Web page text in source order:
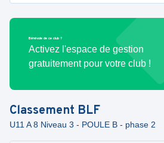
Bénévole de ce club ?
Activez l'espace de gestion
gratuitement pour votre club !
Classement BLF
U11 A 8 Niveau 3 - POULE B - phase 2